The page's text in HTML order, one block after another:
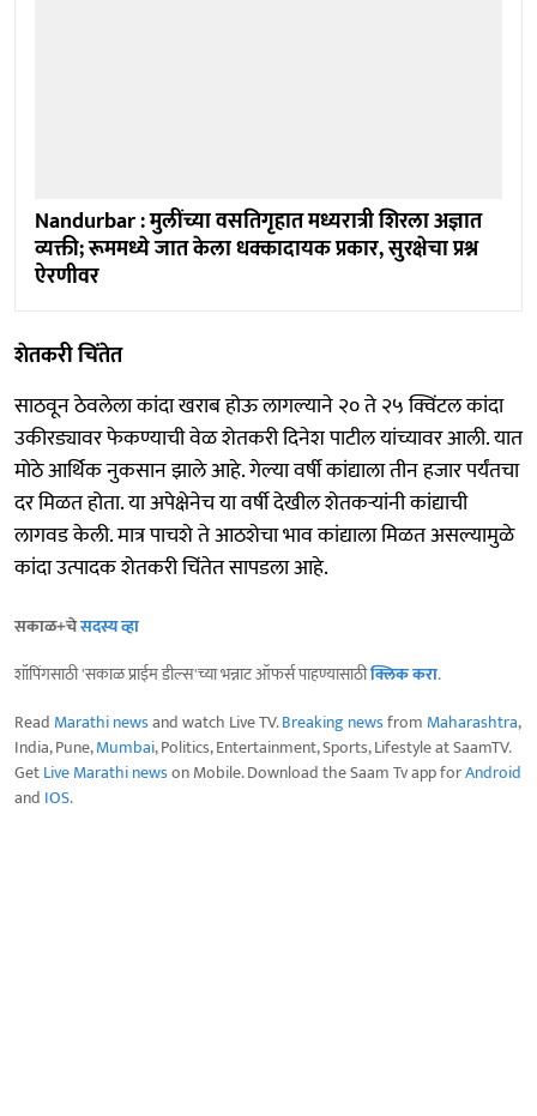
Nandurbar : मुलींच्या वसतिगृहात मध्यरात्री शिरला अज्ञात
व्यक्ती; रूममध्ये जात केला धक्कादायक प्रकार, सुरक्षेचा प्रश्न
ऐरणीवर
शेतकरी चिंतेत
साठवून ठेवलेला कांदा खराब होऊ लागल्याने २० ते २५ क्विंटल कांदा
उकीरड्यावर फेकण्याची वेळ शेतकरी दिनेश पाटील यांच्यावर आली. यात
मोठे आर्थिक नुकसान झाले आहे. गेल्या वर्षी कांद्याला तीन हजार पर्यंतचा
दर मिळत होता. या अपेक्षेनेच या वर्षी देखील शेतकऱ्यांनी कांद्याची
लागवड केली. मात्र पाचशे ते आठशेचा भाव कांद्याला मिळत असल्यामुळे
कांदा उत्पादक शेतकरी चिंतेत सापडला आहे.
सकाळ+चेसदस्य व्हा
शॉपिंगसाठी 'सकाळ प्राईम डील्स'च्या भन्नाट ऑफर्स पाहण्यासाठीक्लिक करा.
Read Marathi newsand watch Live TV.Breaking newsfrom Maharashtra,
India, Pune,Mumbai, Politics, Entertainment, Sports, Lifestyle at SaamTV.
GetLive Marathi newson Mobile. Download the Saam Tv app forAndroid
and IOS.